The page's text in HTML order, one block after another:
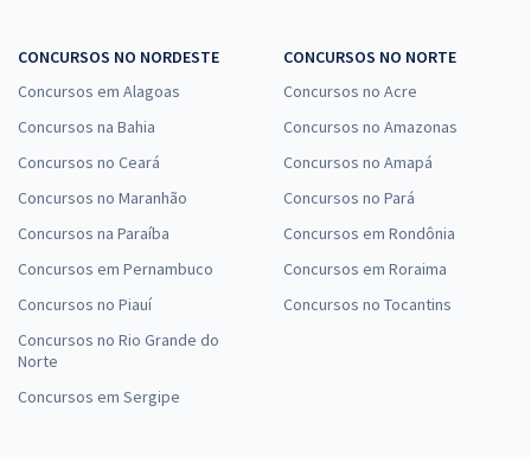
CONCURSOS NO NORDESTE
Concursos em Alagoas
Concursos na Bahia
Concursos no Ceará
Concursos no Maranhão
Concursos na Paraíba
Concursos em Pernambuco
Concursos no Piauí
Concursos no Rio Grande do
Norte
Concursos em Sergipe
CONCURSOS NO NORTE
Concursos no Acre
Concursos no Amazonas
Concursos no Amapá
Concursos no Pará
Concursos em Rondônia
Concursos em Roraima
Concursos no Tocantins